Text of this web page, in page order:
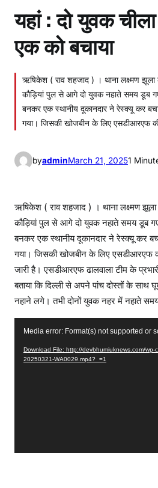
यहां : दो युवक
एक को बचाया
ऋषिकेश ( राव शहजाद ) । थाना लक्ष्मण झूला
कौड़ियां पुल से आगे दो युवक नहाते समय डूब
बनकर एक स्थानीय दूकानदार ने रेस्क्यू कर
गया। जिसकी खोजबीन के लिए एसडीआरएफ
byadminMarch 21, 20251
ऋषिकेश ( राव शहजाद ) । थाना लक्ष्मण झूला
कौड़ियां पुल से आगे दो युवक नहाते समय डूब
बनकर एक स्थानीय दूकानदार ने रेस्क्यू कर
गया। जिसकी खोजबीन के लिए एसडीआरएफ
जारी है। एसडीआरएफ ढालवाला टीम के
बताया कि दिल्ली से अपने पांच दोस्तों के
नहाने लगे। तभी दोनों युवक नहर में नहाते
Media error: Format(s) not supported or
Download File: http://devbhumiuknews.com/
20250321-WA0029.mp4?_=1